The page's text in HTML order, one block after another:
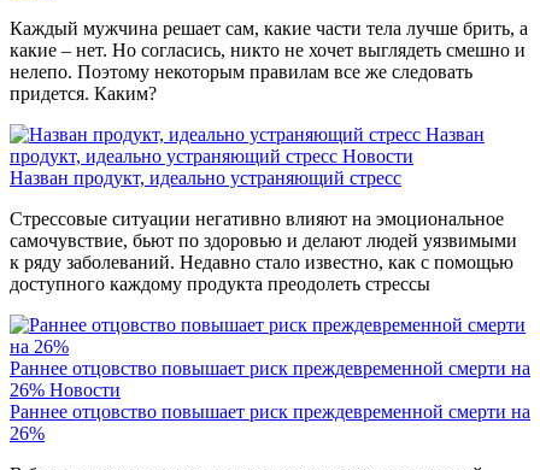
Каждый мужчина решает сам, какие части тела лучше брить, а
какие – нет. Но согласись, никто не хочет выглядеть смешно и
нелепо. Поэтому некоторым правилам все же следовать
придется. Каким?
Назван
продукт, идеально устраняющий стресс Новости
Назван продукт, идеально устраняющий стресс
Стрессовые ситуации негативно влияют на эмоциональное
самочувствие, бьют по здоровью и делают людей уязвимыми
к ряду заболеваний. Недавно стало известно, как с помощью
доступного каждому продукта преодолеть стрессы
Раннее отцовство повышает риск преждевременной смерти на
26% Новости
Раннее отцовство повышает риск преждевременной смерти на
26%